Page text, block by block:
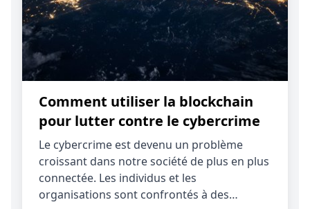
Comment utiliser la blockchain
pour lutter contre le cybercrime
Le cybercrime est devenu un problème
croissant dans notre société de plus en plus
connectée. Les individus et les
organisations sont confrontés à des…